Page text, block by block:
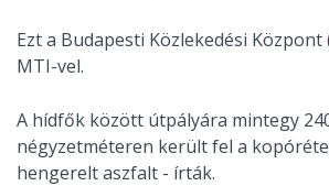
Ezt a Budapesti Közlekedési Központ
MTI-vel.
A hídfők között útpályára mintegy
négyzetméteren került fel a
hengerelt aszfalt - írták.